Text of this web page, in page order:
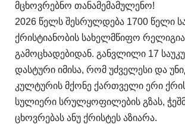
მცხოვრებნო თანამემამულენო!
2026 წელს შესრულდება 1700 წელი
ქრისტიანობის სახელმწიფო
გამოცხადებიდან. განვლილი 17
დასტური იმისა, რომ უძველესი და
კულტურის მქონე ქართველი ერი
სულიერი სრულყოფილების გზას,
ცხოვრებას ანუ ქრისტეს აზიარა.